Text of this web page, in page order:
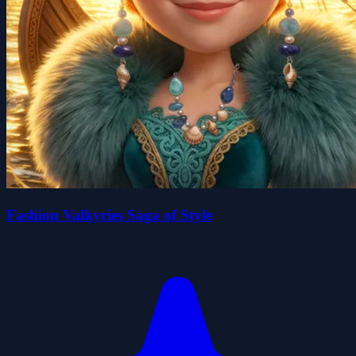
Fashion Valkyries Saga of Style